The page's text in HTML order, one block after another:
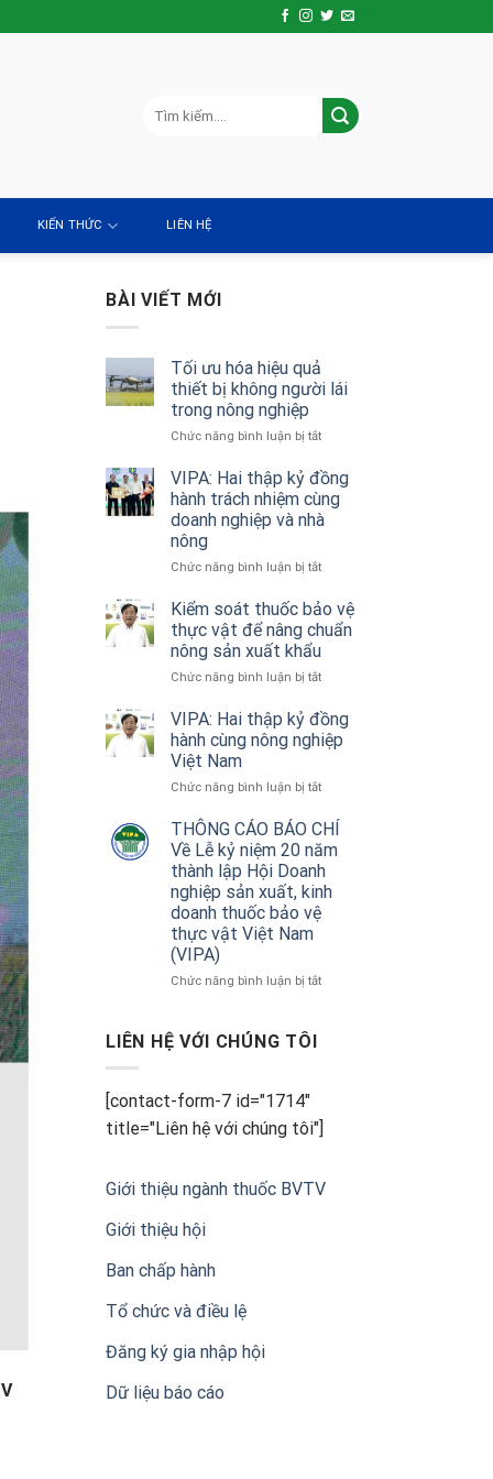
KIẾN THỨC LIÊN HỆ
BÀI VIẾT MỚI
Tối ưu hóa hiệu quả
thiết bị không người lái
trong nông nghiệp
Chức năng bình luận bị tắtở
ưu
hóa
hiệu
quả
bị
người
trong
nông
nghiệp
VIPA: Hai thập kỷ đồng
hành trách nhiệm cùng
doanh nghiệp và nhà
nông
Chức năng bình luận bị tắtở
Hai
thập
kỷ
đồng
hành
nhiệm
cùng
doanh
và
nông
Kiểm soát thuốc bảo vệ
thực vật để nâng chuẩn
nông sản xuất khẩu
Chức năng bình luận bị tắtở
soát
thuốc
bảo
thực
để
nâng
nông
sản
xuất
VIPA: Hai thập kỷ đồng
hành cùng nông nghiệp
Việt Nam
Chức năng bình luận bị tắtở
Hai
thập
kỷ
đồng
hành
cùng
THÔNG CÁO BÁO CHÍ
Về Lễ kỷ niệm 20 năm
thành lập Hội Doanh
nghiệp sản xuất, kinh
doanh thuốc bảo vệ
thực vật Việt Nam
(VIPA)
Chức năng bình luận bị tắtở
thành
LIÊN HỆ VỚI CHÚNG TÔI
[contact-form-7 id="1714"
title="Liên hệ với chúng tôi"]
Giới thiệu ngành thuốc BVTV
Giới thiệu hội
Ban chấp hành
Tổ chức và điều lệ
Đăng ký gia nhập hội
Dữ liệu báo cáo